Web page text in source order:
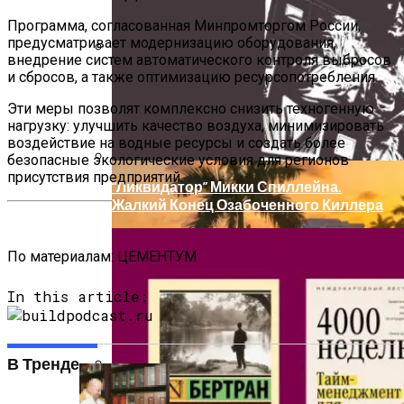
Изучайте Транзитный Анализ Онлайн С
Институтом Smart И Расширьте Свои
Границы
Арахисовая Паста Sugar Free (без
7 Мифов О Путешествиях
“Ликвидатор” Микки Спиллейна.
Жалкий Конец Озабоченного Киллера
Программа, согласованная Минпромторгом России,
предусматривает модернизацию оборудования,
внедрение систем автоматического контроля выбросов
и сбросов, а также оптимизацию ресурсопотребления.
Эти меры позволят комплексно снизить техногенную
нагрузку: улучшить качество воздуха, минимизировать
воздействие на водные ресурсы и создать более
безопасные экологические условия для регионов
присутствия предприятий.
По материалам: ЦЕМЕНТУМ
In this article:
В Тренде